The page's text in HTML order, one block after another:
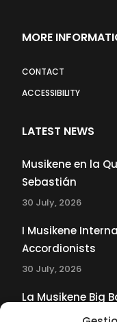
MORE
CONTACT
ACCESSIBILITY
LATEST NEWS
Musikene en la
Sebastián
30 July, 2026
I Musikene
Accordionists
30 July, 2026
La Musikene Big
Tolliver en el 61